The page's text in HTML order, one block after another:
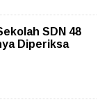
SDN 48
Diperiksa